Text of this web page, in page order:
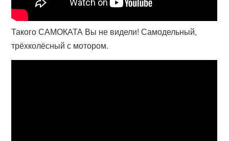
Такого САМОКАТА Вы не видели! Самодельный,
трёхколёсный с мотором.